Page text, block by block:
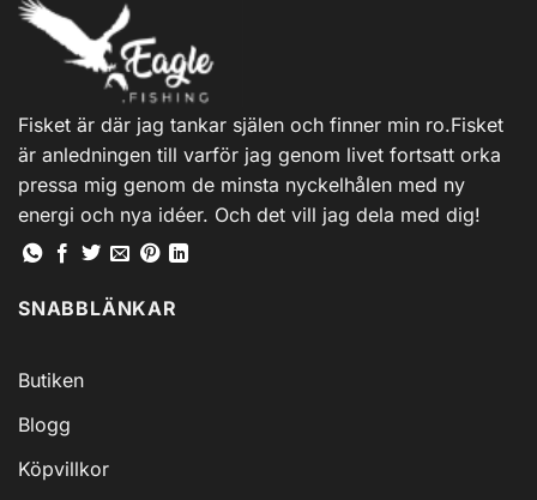
Fisket är där jag tankar själen och finner min ro.Fisket
är anledningen till varför jag genom livet fortsatt orka
pressa mig genom de minsta nyckelhålen med ny
energi och nya idéer. Och det vill jag dela med dig!
SNABBLÄNKAR
Butiken
Blogg
Köpvillkor